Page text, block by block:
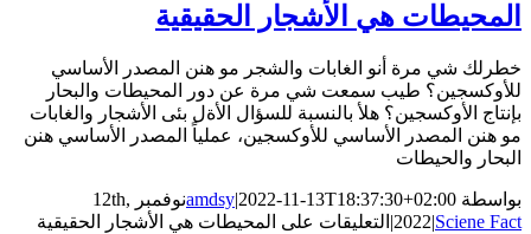
الحقيقية
مو هنن المصدر الأساسي
عن دور المحيطات والبحار
للسؤال الأةل بئى الأشجار والغابات
عملياً المصدر الأساسي هنن
amdsy 2022-
نوفمبر 12th,
المحيطات هي الأشجار الحقيقية